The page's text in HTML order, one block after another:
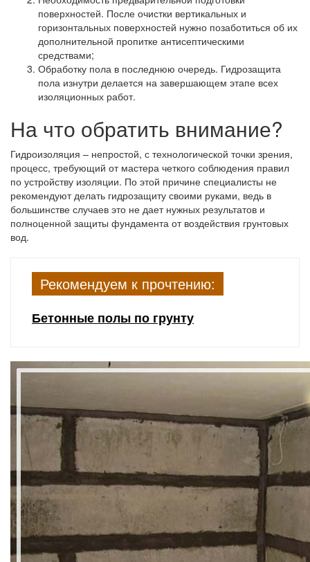
поверхностей. После очистки вертикальных и
горизонтальных поверхностей нужно позаботиться об их
дополнительной пропитке антисептическими
средствами;
Обработку пола в последнюю очередь. Гидрозащита
пола изнутри делается на завершающем этапе всех
изоляционных работ.
На что обратить внимание?
Гидроизоляция – непростой, с технологической точки зрения,
процесс, требующий от мастера четкого соблюдения правил
по устройству изоляции. По этой причине специалисты не
рекомендуют делать гидрозащиту своими руками, ведь в
большинстве случаев это не дает нужных результатов и
полноценной защиты фундамента от воздействия грунтовых
вод.
Рекомендуем к прочтению:
Бетонные полы по грунту